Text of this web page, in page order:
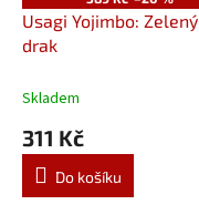
Usagi Yojimbo: Zelený
drak
Skladem
311 Kč
Do košíku